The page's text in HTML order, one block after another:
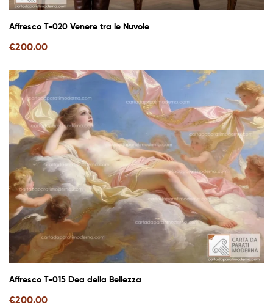
Affresco T-020 Venere tra le Nuvole
€200.00
Affresco T-015 Dea della Bellezza
€200.00